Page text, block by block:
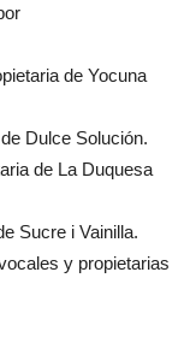
de Yocuna
Dulce Solución.
de La Duquesa
Sucre i Vainilla.
y propietarias